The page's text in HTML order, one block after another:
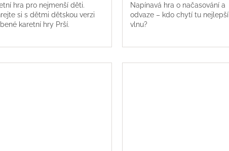
hra pro nejmenší děti.
si s dětmi dětskou verzi
karetní hry Prší.
Napínavá hra o načasování a
odvaze – kdo chytí tu nejlepší
vlnu?